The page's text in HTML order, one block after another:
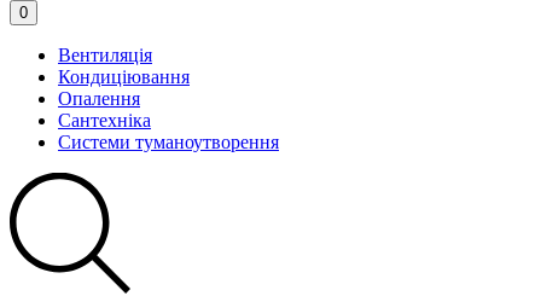
0
Вентиляція
Кондиціювання
Опалення
Сантехніка
Системи туманоутворення